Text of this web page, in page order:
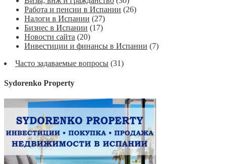
Работа и пенсии в Испании (26)
Налоги в Испании (27)
Бизнес в Испании (17)
Новости сайта (20)
Инвестиции и финансы в Испании (7)
Часто задаваемые вопросы (31)
Sydorenko Property